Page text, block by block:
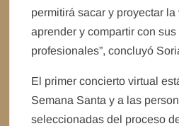
permitirá sacar y proyectar
aprender y compartir con sus
profesionales”, concluyó
El primer concierto virtual
Semana Santa y a las
seleccionadas del proceso